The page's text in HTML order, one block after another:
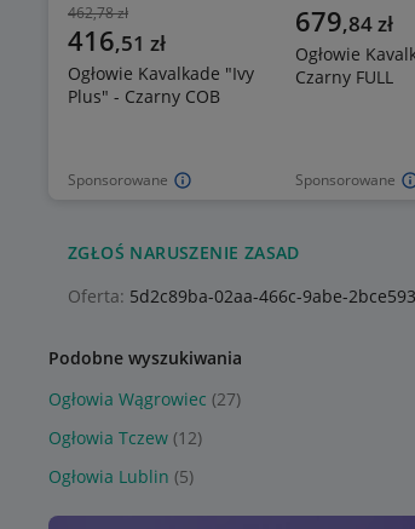
Sponsorowane
462,78 zł
416,51 zł
Ogłowie Kavalkade "Ivy
Plus" - Czarny COB
Sponsorowane
679,84zł
Ogłowie
Czarny FULL
ZGŁOŚ NARUSZENIE ZASAD
Oferta: 5d2c89ba-02aa-466c-9abe-
Podobne wyszukiwania
Ogłowia Wągrowiec (27)
Ogłowia Tczew (12)
Ogłowia Lublin (5)